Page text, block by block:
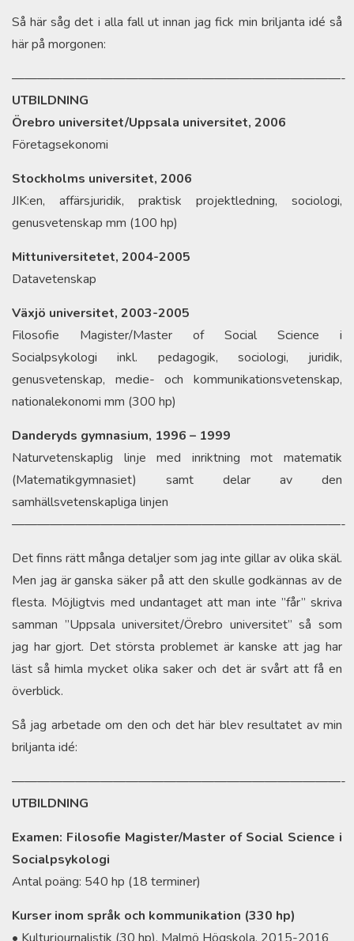
Så här såg det i alla fall ut innan jag fick min briljanta idé så
här på morgonen:
——————————————————————————-
UTBILDNING
Örebro universitet/Uppsala universitet, 2006
Företagsekonomi
Stockholms universitet, 2006
JIK:en, affärsjuridik, praktisk projektledning, sociologi,
genusvetenskap mm (100 hp)
Mittuniversitetet, 2004-2005
Datavetenskap
Växjö universitet, 2003-2005
Filosofie Magister/Master of Social Science i
Socialpsykologi inkl. pedagogik, sociologi, juridik,
genusvetenskap, medie- och kommunikationsvetenskap,
nationalekonomi mm (300 hp)
Danderyds gymnasium, 1996 – 1999
Naturvetenskaplig linje med inriktning mot matematik
(Matematikgymnasiet) samt delar av den
samhällsvetenskapliga linjen
——————————————————————————-
Det finns rätt många detaljer som jag inte gillar av olika skäl.
Men jag är ganska säker på att den skulle godkännas av de
flesta. Möjligtvis med undantaget att man inte ”får” skriva
samman ”Uppsala universitet/Örebro universitet” så som
jag har gjort. Det största problemet är kanske att jag har
läst så himla mycket olika saker och det är svårt att få en
överblick.
Så jag arbetade om den och det här blev resultatet av min
briljanta idé:
——————————————————————————-
UTBILDNING
Examen: Filosofie Magister/Master of Social Science i
Socialpsykologi
Antal poäng: 540 hp (18 terminer)
Kurser inom språk och kommunikation (330 hp)